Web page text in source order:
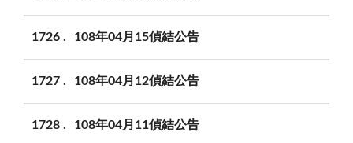
1726 108年04月15偵結公告
1727 108年04月12偵結公告
1728 108年04月11偵結公告